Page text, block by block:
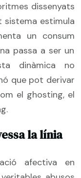
dissenyats
sistema estimula
un consum
passa a ser un
dinàmica no
que pot derivar
el ghosting, el
la línia
afectiva en